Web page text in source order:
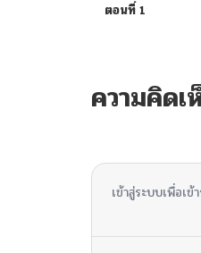
ตอนที่ 1
ความคิดเ
เข้าสู่ระบบเพื่อเข้